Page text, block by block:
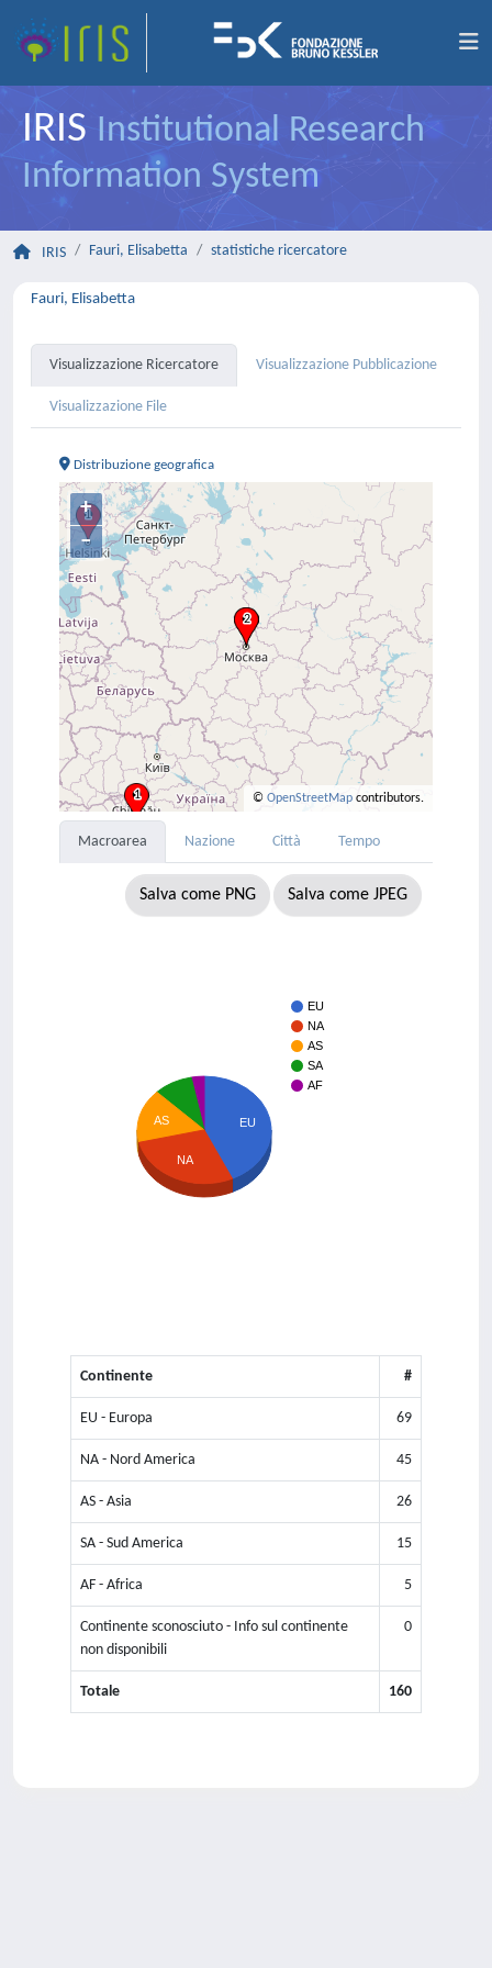
IRIS Institutional Research
Information System
IRIS Fauri, Elisabetta statistiche ricercatore
Fauri, Elisabetta
Visualizzazione Ricercatore Visualizzazione Pubblicazione
Visualizzazione File
Distribuzione geografica
+
–
© OpenStreetMap contributors.
Macroarea Nazione Città Tempo
Salva come PNG Salva come JPEG
EU
NA
AS
SA
AF
EU
AS
NA
Continente #
EU - Europa 69
NA - Nord America 45
AS - Asia 26
SA - Sud America 15
AF - Africa 5
Continente sconosciuto - Info sul continente
non disponibili
0
Totale 160